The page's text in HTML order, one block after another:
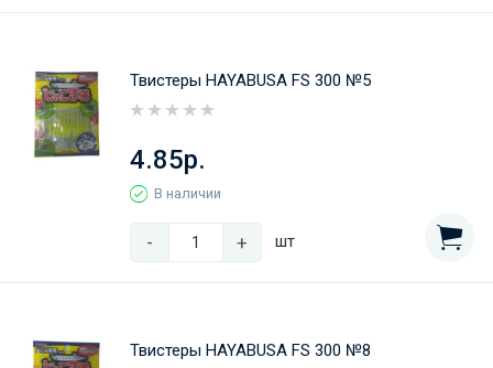
Твистеры HAYABUSA FS 300 №5
4.85р.
В наличии
- + шт
Твистеры HAYABUSA FS 300 №8